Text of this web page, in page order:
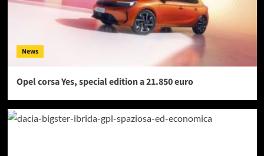
News
Opel corsa Yes, special edition a 21.850 euro